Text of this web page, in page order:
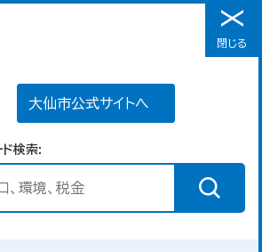
メニュー
大仙市公式サイトへ
ド検索
閉じる